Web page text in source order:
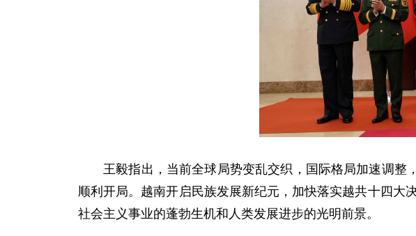
王毅指出，当前全球局势变乱交织，国际格局加速调整
顺利开局。越南开启民族发展新纪元，加快落实越共十四大
社会主义事业的蓬勃生机和人类发展进步的光明前景。